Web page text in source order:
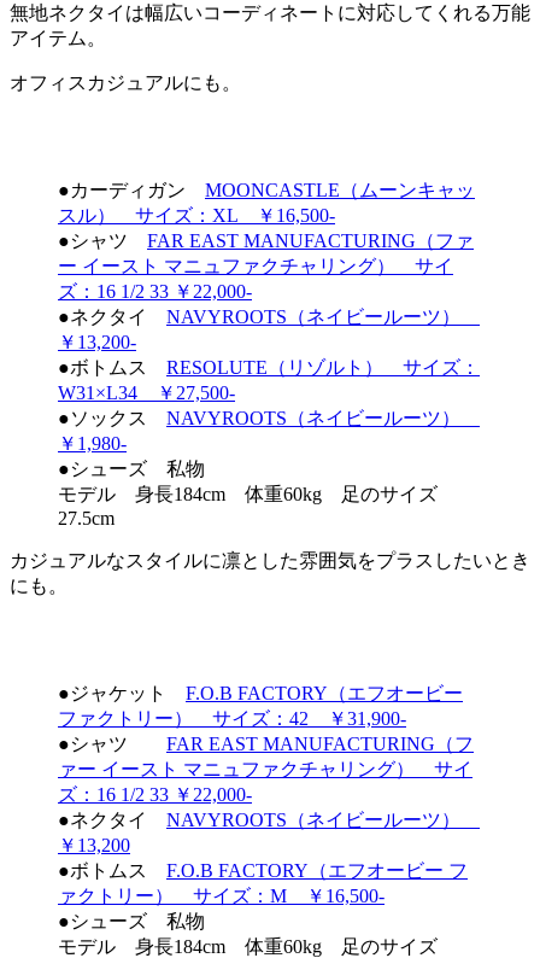
無地ネクタイは幅広いコーディネートに対応してくれる万能
アイテム。
オフィスカジュアルにも。
●カーディガン MOONCASTLE（ムーンキャッ
スル） サイズ：XL ￥16,500-
●シャツ FAR EAST MANUFACTURING（ファ
ー イースト マニュファクチャリング） サイ
ズ：16 1/2 33 ￥22,000-
●ネクタイ NAVYROOTS（ネイビールーツ）
￥13,200-
●ボトムス RESOLUTE（リゾルト） サイズ：
W31×L34 ￥27,500-
●ソックス NAVYROOTS（ネイビールーツ）
￥1,980-
●シューズ 私物
モデル 身長184cm 体重60kg 足のサイズ
27.5cm
カジュアルなスタイルに凛とした雰囲気をプラスしたいとき
にも。
●ジャケット F.O.B FACTORY（エフオービー
ファクトリー） サイズ：42 ￥31,900-
●シャツ FAR EAST MANUFACTURING（フ
ァー イースト マニュファクチャリング） サイ
ズ：16 1/2 33 ￥22,000-
●ネクタイ NAVYROOTS（ネイビールーツ）
￥13,200
●ボトムス F.O.B FACTORY（エフオービー フ
ァクトリー） サイズ：M ￥16,500-
●シューズ 私物
モデル 身長184cm 体重60kg 足のサイズ